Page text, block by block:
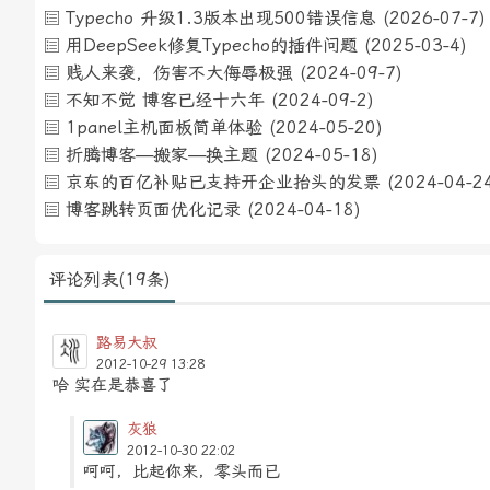
Typecho 升级1.3版本出现500错误信息 (2026-07-7)
用DeepSeek修复Typecho的插件问题 (2025-03-4)
贱人来袭，伤害不大侮辱极强 (2024-09-7)
不知不觉 博客已经十六年 (2024-09-2)
1panel主机面板简单体验 (2024-05-20)
折腾博客—搬家—换主题 (2024-05-18)
京东的百亿补贴已支持开企业抬头的发票 (2024-04-
博客跳转页面优化记录 (2024-04-18)
评论列表(19条)
路易大叔
2012-10-29 13:28
哈 实在是恭喜了
灰狼
2012-10-30 22:02
呵呵，比起你来，零头而已